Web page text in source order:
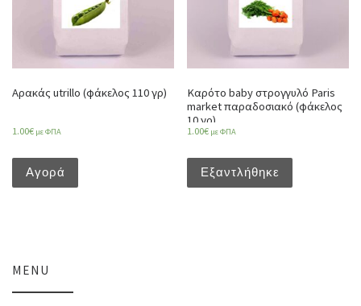
Αρακάς utrillo (φάκελος 110 γρ)
1.00€ με ΦΠΑ
Αγορά
Καρότο baby στρογγυλό Paris
market παραδοσιακό (φάκελος
10 γρ)
1.00€ με ΦΠΑ
Εξαντλήθηκε
MENU